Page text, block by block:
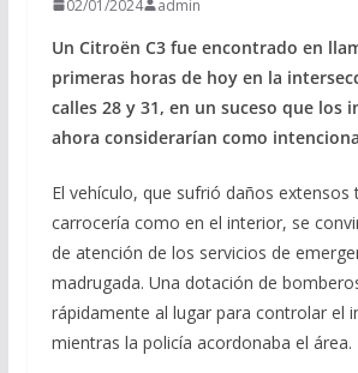
02/01/2024 admin
Un Citroën C3 fue encontrado en
primeras horas de hoy en la
calles 28 y 31, en un suceso que los
ahora considerarían como
El vehículo, que sufrió daños extensos
carrocería como en el interior, se
de atención de los servicios de
madrugada. Una dotación de
rápidamente al lugar para controlar el
mientras la policía acordonaba el área.